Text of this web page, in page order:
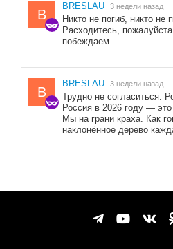
B
BRESLAU 3 недели назад
Никто не погиб, никто не
Расходитесь,
побеждаем.
B
BRESLAU 3 недели назад
Трудно не согласиться.
Россия в 2026 году —
Мы на грани краха. Как
наклонённое дерево